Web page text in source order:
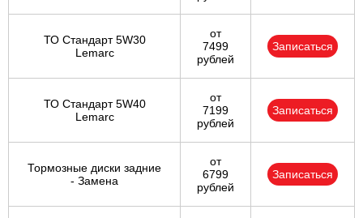
ТО Стандарт 5W30
Lemarc
от
7499
рублей
Записаться
ТО Стандарт 5W40
Lemarc
от
7199
рублей
Записаться
Тормозные диски задние
- Замена
от
6799
рублей
Записаться